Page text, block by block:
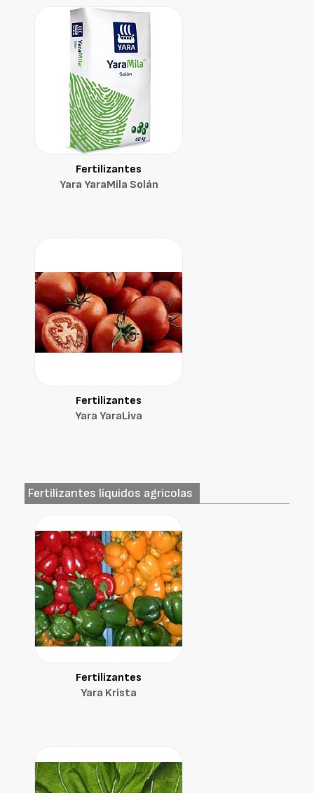
Fertilizantes
Yara YaraMila Solán
Fertilizantes
Yara YaraLiva
Fertilizantes líquidos agrícolas
Fertilizantes
Yara Krista